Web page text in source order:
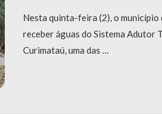
Nesta quinta-feira (2), o município
receber águas do Sistema Adutor
Curimataú, uma das …